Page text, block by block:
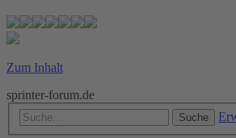
Zum Inhalt
sprinter-forum.de
Suche